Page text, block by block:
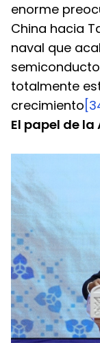
enorme
China hacia
naval que
totalmente
crecimiento
El papel de la